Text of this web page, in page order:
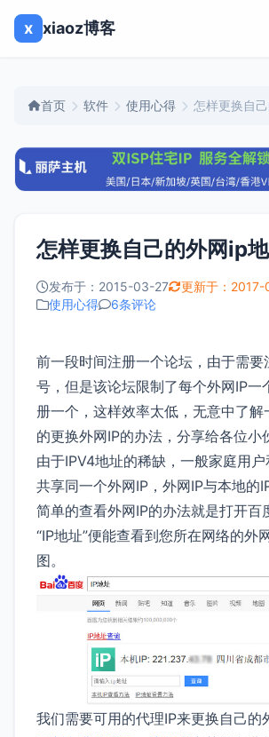
x xiaoz博客
首页 软件 使用心得 怎样更换自
怎样更换自己的外网ip
发布于：2015-03-27
更新于：
使用心得
6条评论
前一段时间注册一个论坛，由于需要
号，但是该论坛限制了每个外网IP一
册一个，这样效率太低，无意中了解
的更换外网IP的办法，分享给各位小
由于IPV4地址的稀缺，一般家庭用
共享同一个外网IP，外网IP与本地的
简单的查看外网IP的办法就是打开百
“IP地址”便能查看到您所在网络的外
图。
我们需要可用的代理IP来更换自己的